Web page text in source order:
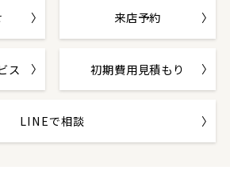
来店予約
ス 初期費用見積もり
LINEで相談